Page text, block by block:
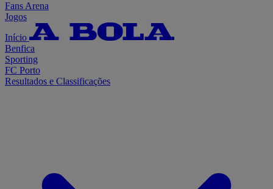
Fans Arena
Jogos
Início
Benfica
Sporting
FC Porto
Resultados e Classificações